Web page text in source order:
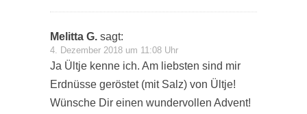
Melitta G. sagt:
4. Dezember 2018 um 11:08 Uhr
Ja Ültje kenne ich. Am liebsten sind mir
Erdnüsse geröstet (mit Salz) von Ültje!
Wünsche Dir einen wundervollen Advent!